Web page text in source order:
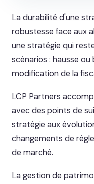
La durabilité d'une
robustesse face aux
une stratégie qui
scénarios : hausse ou
modification de la
LCP Partners
avec des points de
stratégie aux
changements de
de marché.
La gestion de